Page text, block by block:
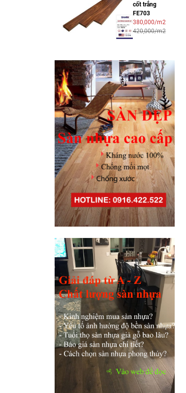
cốt trắng
FE703
380,000/m2
420,000/m2